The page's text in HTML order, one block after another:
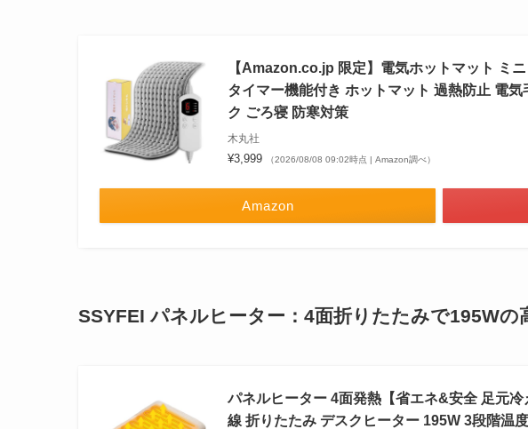
【Amazon.co.jp 限定】電気ホットマット ミ
タイマー機能付き ホットマット 過熱防止 電
ク ごろ寝 防寒対策
木丸社
¥3,999 （2026/08/08 09:02時点 | Amazon調べ）
Amazon
SSYFEI パネルヒーター ：4面折りたたみで195Wの
パネルヒーター 4面発熱【省エネ&安全 足元
線 折りたたみ デスクヒーター 195W 3段階温